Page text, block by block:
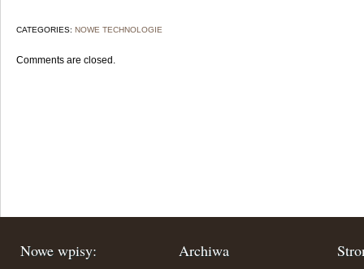
CATEGORIES: NOWE TECHNOLOGIE
Comments are closed.
Nowe wpisy: Archiwa